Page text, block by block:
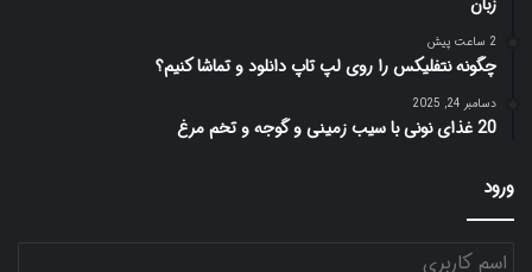
2 ساعت پیش
چگونه نتفلیکس را روی لپ تاپ دانلود و تماشا کنیم؟
دسامبر 24, 2025
20 غذای نونی با سیب زمینی و گوجه و تخم مرغ
ورود